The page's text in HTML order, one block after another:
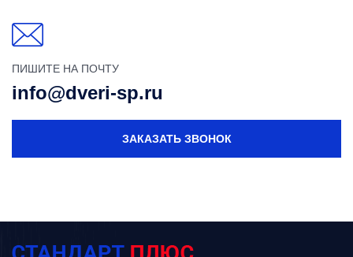
ПИШИТЕ НА ПОЧТУ
info@dveri-sp.ru
ЗАКАЗАТЬ ЗВОНОК